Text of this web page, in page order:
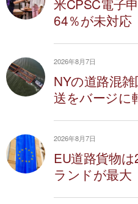
米CPSC電子
64％が未対応
2026年8月7日
NYの道路混
送をバージに
2026年8月7日
EU道路貨物
ランドが最大